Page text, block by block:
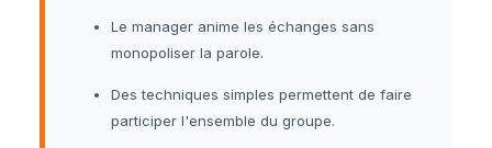
Le manager anime les échanges sans
monopoliser la parole.
Des techniques simples permettent de faire
participer l'ensemble du groupe.